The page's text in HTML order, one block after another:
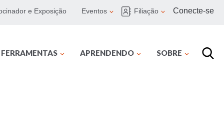
e Exposição Eventos Filiação Conecte-se
APRENDENDO SOBRE